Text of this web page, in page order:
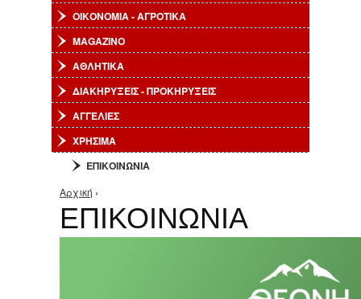
ΟΙΚΟΝΟΜΙΑ - ΑΓΡΟΤΙΚΑ
MAGAZINO
ΑΘΛΗΤΙΚΑ
ΔΙΑΚΗΡΥΞΕΙΣ - ΠΡΟΚΗΡΥΞΕΙΣ
ΑΓΓΕΛΙΕΣ
ΧΡΗΣΙΜΑ
ΕΠΙΚΟΙΝΩΝΙΑ
Είστε εδώ
Αρχική ›
ΕΠΙΚΟΙΝΩΝΙΑ